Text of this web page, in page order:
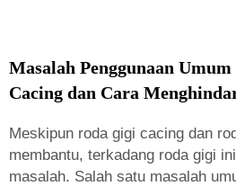
Masalah Penggunaan
Cacing dan Cara
Meskipun roda gigi cacing dan
membantu, terkadang roda gigi
masalah. Salah satu masalah